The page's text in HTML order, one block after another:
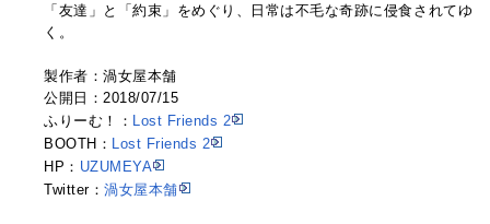
「友達」と「約束」をめぐり、日常は不毛な奇跡に侵食されてゆ
く。
製作者：渦女屋本舗
公開日：2018/07/15
ふりーむ！： Lost Friends 2
BOOTH： Lost Friends 2
HP： UZUMEYA
Twitter：渦女屋本舗